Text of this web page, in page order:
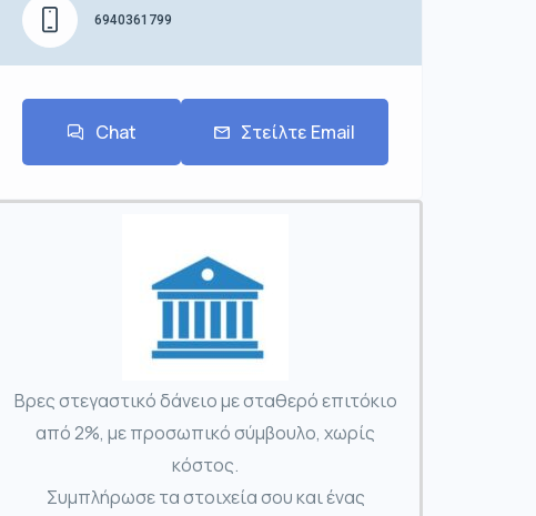
6940361799
Chat Στείλτε Email
Βρες στεγαστικό δάνειο με σταθερό επιτόκιο
από 2%, με προσωπικό σύμβουλο, χωρίς
κόστος.
Συμπλήρωσε τα στοιχεία σου και ένας